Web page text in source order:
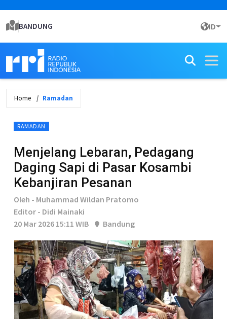
BANDUNG ID
Home Ramadan
RAMADAN
Menjelang Lebaran, Pedagang
Daging Sapi di Pasar Kosambi
Kebanjiran Pesanan
Oleh - Muhammad Wildan Pratomo
Editor - Didi Mainaki
20 Mar 2026 15:11 WIB
Bandung